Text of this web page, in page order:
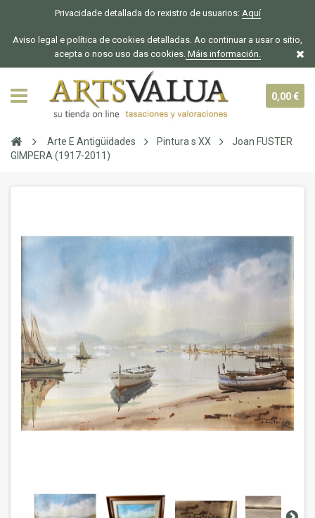
Privacidade detallada do rexistro de usuarios: Aquí
Aviso legal e política de cookies detalladas. Ao continuar a usar o sitio,
acepta o noso uso das cookies. Máis información.
0,00 €
Arte E Antigüidades Pintura s XX
Joan FUSTER
GIMPERA (1917-2011)